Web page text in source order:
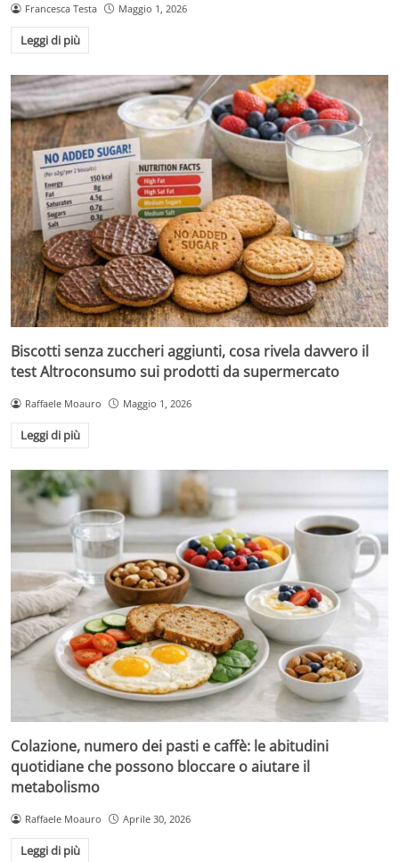
Francesca Testa Maggio 1, 2026
Leggi di più
Biscotti senza zuccheri aggiunti, cosa rivela davvero il
test Altroconsumo sui prodotti da supermercato
Raffaele Moauro Maggio 1, 2026
Leggi di più
Colazione, numero dei pasti e caffè: le abitudini
quotidiane che possono bloccare o aiutare il
metabolismo
Raffaele Moauro Aprile 30, 2026
Leggi di più